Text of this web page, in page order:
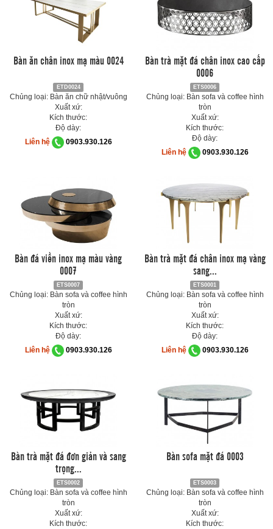
Bàn ăn chân inox mạ màu 0024
ETD0024
Chủng loại: Bàn ăn chữ nhật/vuông
Xuất xứ:
Kích thước:
Độ dày:
Liên hệ
0903.930.126
Bàn trà mặt đá chân inox cao cấp
0006
ETS0006
Chủng loại: Bàn sofa và coffee hình
tròn
Xuất xứ:
Kích thước:
Độ dày:
Liên hệ
0903.930.126
Bàn đá viền inox mạ màu vàng
0007
ETS0007
Chủng loại: Bàn sofa và coffee hình
tròn
Xuất xứ:
Kích thước:
Độ dày:
Liên hệ
0903.930.126
Bàn trà mặt đá chân inox mạ vàng
sang...
ETS0001
Chủng loại: Bàn sofa và coffee hình
tròn
Xuất xứ:
Kích thước:
Độ dày:
Liên hệ
0903.930.126
Bàn trà mặt đá đơn giản và sang
trọng...
ETS0002
Chủng loại: Bàn sofa và coffee hình
tròn
Xuất xứ:
Kích thước:
Bàn sofa mặt đá 0003
ETS0003
Chủng loại: Bàn sofa và coffee hình
tròn
Xuất xứ:
Kích thước: